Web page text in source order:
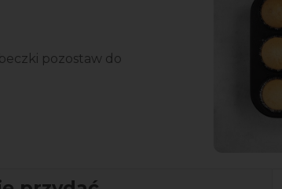
pozostaw do